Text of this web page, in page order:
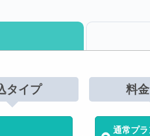
タイプ 料
通常プ